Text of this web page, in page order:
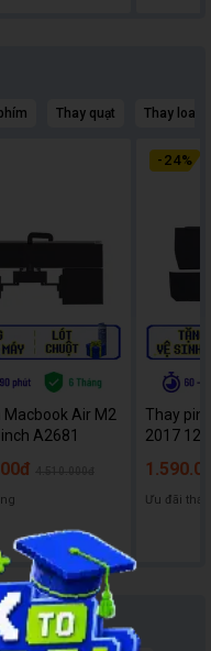
Thay quạt Thay loa
Macbook Air M2
A2681
- 24%
Thay pin
2017 12
Ưu đãi